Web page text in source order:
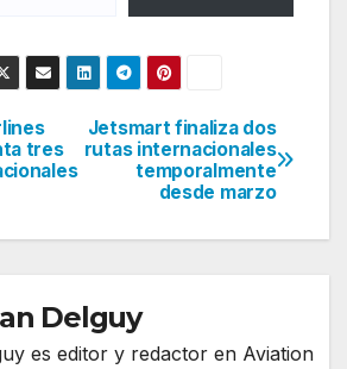
Jetsmart finaliza dos
rutas internacionales
temporalmente
desde marzo
tres
Delguy
es editor y redactor en Aviation